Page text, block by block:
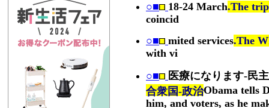
○■
18-24 March.The trip
coincid
○■ mited services.The
with vi
○■ 医療になります-民
合衆国-政治Obama tells
him, and voters, as he